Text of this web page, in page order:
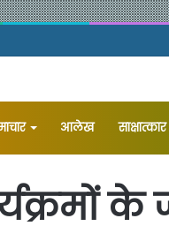
आलेख ⁠साक्षात्कार
के